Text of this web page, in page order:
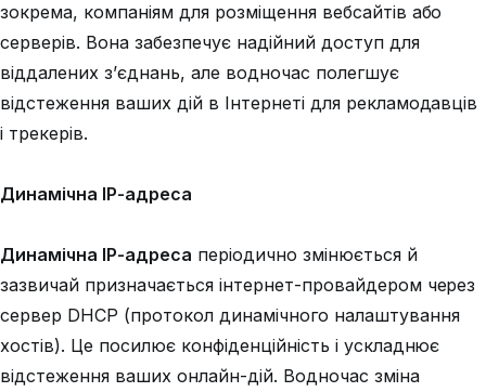
зокрема, компаніям для розміщення вебсайтів або
серверів. Вона забезпечує надійний доступ для
віддалених з’єднань, але водночас полегшує
відстеження ваших дій в Інтернеті для рекламодавців
і трекерів.
Динамічна IP-адреса
Динамічна IP-адреса періодично змінюється й
зазвичай призначається інтернет-провайдером через
сервер DHCP (протокол динамічного налаштування
хостів). Це посилює конфіденційність і ускладнює
відстеження ваших онлайн-дій. Водночас зміна